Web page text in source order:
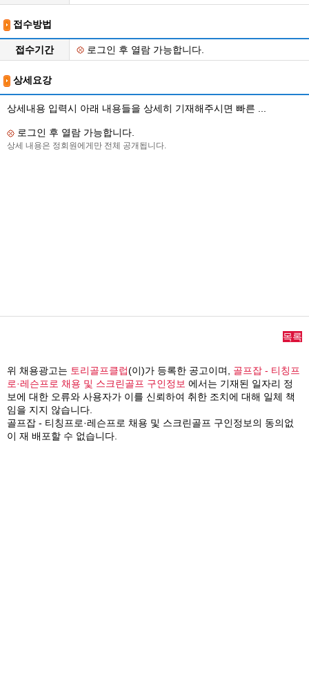
접수방법
접수기간 로그인 후 열람 가능합니다.
상세요강
상세내용 입력시 아래 내용들을 상세히 기재해주시면 빠른 ...
로그인 후 열람 가능합니다.
상세 내용은 정회원에게만 전체 공개됩니다.
목록
위 채용광고는 토리골프클럽(이)가 등록한 공고이며, 골프잡 - 티칭프
로·레슨프로 채용 및 스크린골프 구인정보 에서는 기재된 일자리 정
보에 대한 오류와 사용자가 이를 신뢰하여 취한 조치에 대해 일체 책
임을 지지 않습니다.
골프잡 - 티칭프로·레슨프로 채용 및 스크린골프 구인정보의 동의없
이 재 배포할 수 없습니다.